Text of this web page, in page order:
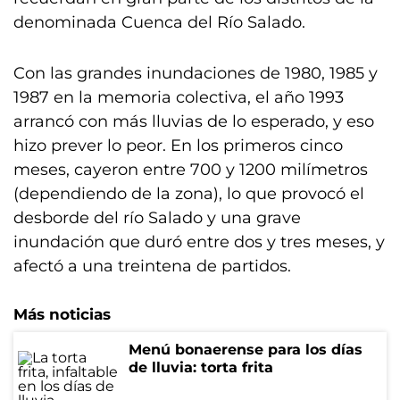
denominada Cuenca del Río Salado.
Con las grandes inundaciones de 1980, 1985 y
1987 en la memoria colectiva, el año 1993
arrancó con más lluvias de lo esperado, y eso
hizo prever lo peor. En los primeros cinco
meses, cayeron entre 700 y 1200 milímetros
(dependiendo de la zona), lo que provocó el
desborde del río Salado y una grave
inundación que duró entre dos y tres meses, y
afectó a una treintena de partidos.
Más noticias
Menú bonaerense para los días
de lluvia: torta frita